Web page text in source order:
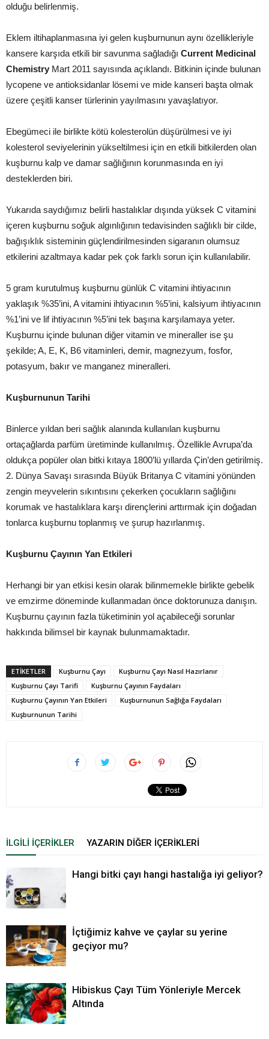
olduğu belirlenmiş.
Eklem iltihaplanmasına iyi gelen kuşburnunun aynı özellikleriyle
kansere karşıda etkili bir savunma sağladığı Current Medicinal
Chemistry Mart 2011 sayısında açıklandı. Bitkinin içinde bulunan
lycopene ve antioksidanlar lösemi ve mide kanseri başta olmak
üzere çeşitli kanser türlerinin yayılmasını yavaşlatıyor.
Ebegümeci ile birlikte kötü kolesterolün düşürülmesi ve iyi
kolesterol seviyelerinin yükseltilmesi için en etkili bitkilerden olan
kuşburnu kalp ve damar sağlığının korunmasında en iyi
desteklerden biri.
Yukarıda saydığımız belirli hastalıklar dışında yüksek C vitamini
içeren kuşburnu soğuk algınlığının tedavisinden sağlıklı bir cilde,
bağışıklık sisteminin güçlendirilmesinden sigaranın olumsuz
etkilerini azaltmaya kadar pek çok farklı sorun için kullanılabilir.
5 gram kurutulmuş kuşburnu günlük C vitamini ihtiyacının
yaklaşık %35’ini, A vitamini ihtiyacının %5’ini, kalsiyum ihtiyacının
%1’ini ve lif ihtiyacının %5’ini tek başına karşılamaya yeter.
Kuşburnu içinde bulunan diğer vitamin ve mineraller ise şu
şekilde; A, E, K, B6 vitaminleri, demir, magnezyum, fosfor,
potasyum, bakır ve manganez mineralleri.
Kuşburnunun Tarihi
Binlerce yıldan beri sağlık alanında kullanılan kuşburnu
ortaçağlarda parfüm üretiminde kullanılmış. Özellikle Avrupa’da
oldukça popüler olan bitki kıtaya 1800’lü yıllarda Çin’den getirilmiş.
2. Dünya Savaşı sırasında Büyük Britanya C vitamini yönünden
zengin meyvelerin sıkıntısını çekerken çocukların sağlığını
korumak ve hastalıklara karşı dirençlerini arttırmak için doğadan
tonlarca kuşburnu toplanmış ve şurup hazırlanmış.
Kuşburnu Çayının Yan Etkileri
Herhangi bir yan etkisi kesin olarak bilinmemekle birlikte gebelik
ve emzirme döneminde kullanmadan önce doktorunuza danışın.
Kuşburnu çayının fazla tüketiminin yol açabileceği sorunlar
hakkında bilimsel bir kaynak bulunmamaktadır.
ETIKETLER Kuşburnu Çayı
Kuşburnu Çayı Nasıl Hazırlanır
Kuşburnu Çayı Tarifi
Kuşburnu Çayının Faydaları
Kuşburnu Çayının Yan Etkileri
Kuşburnunun Sağlığa Faydaları
Kuşburnunun Tarihi
İLGILI İÇERIKLER YAZARIN DIĞER İÇERIKLERI
Hangi bitki çayı hangi hastalığa iyi geliyor?
İçtiğimiz kahve ve çaylar su yerine
geçiyor mu?
Hibiskus Çayı Tüm Yönleriyle Mercek
Altında